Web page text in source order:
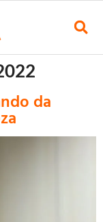
da